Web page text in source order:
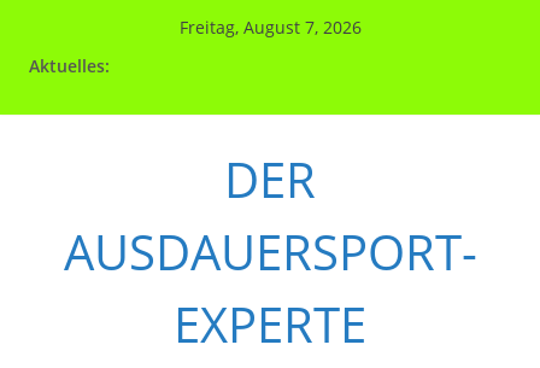
Freitag, August 7, 2026
Aktuelles:
DER
AUSDAUERSPORT-
EXPERTE